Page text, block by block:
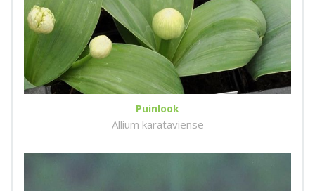
Puinlook
Allium karataviense